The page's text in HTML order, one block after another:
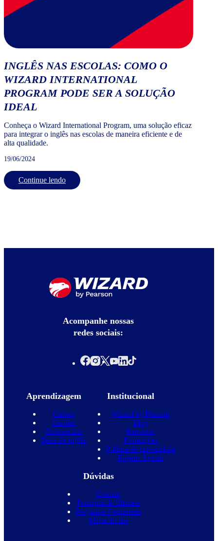
INGLÊS NAS ESCOLAS: COMO O
WIZARD INTERNATIONAL
PROGRAM PODE SER A SOLUÇÃO
IDEAL
Conheça o Wizard International Program, uma solução eficaz
para integrar o inglês nas escolas de maneira eficiente e de
alta qualidade.
19/06/2024
Continue lendo
Acompanhe nossas
redes sociais:
Aprendizagem
Cursos
Escolas
Diferenciais
Teste de inglês
Institucional
Wizard by Pearson
Blog
Parcerias
Promoções
Política de privacidade
Projeto Águias
Dúvidas
Contato
Franquia de Idiomas
Perguntas Frequentes
Mapa do site